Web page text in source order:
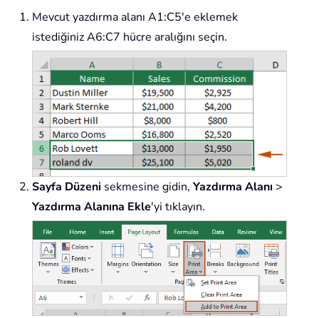
Mevcut yazdırma alanı A1:C5'e eklemek
istediğiniz A6:C7 hücre aralığını seçin.
Sayfa Düzeni sekmesine gidin, Yazdırma Alanı >
Yazdırma Alanına Ekle'yi tıklayın.